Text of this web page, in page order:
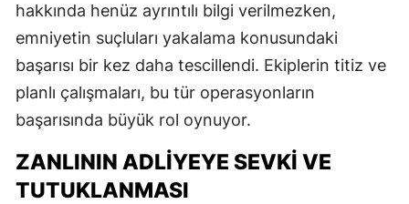
hakkında henüz ayrıntılı bilgi verilmezken,
emniyetin suçluları yakalama konusundaki
başarısı bir kez daha tescillendi. Ekiplerin titiz ve
planlı çalışmaları, bu tür operasyonların
başarısında büyük rol oynuyor.
ZANLININ ADLIYEYE SEVKI VE
TUTUKLANMASI